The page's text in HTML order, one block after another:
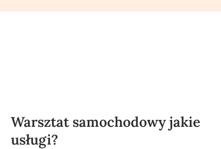
Warsztat samochodowy jakie
usługi?